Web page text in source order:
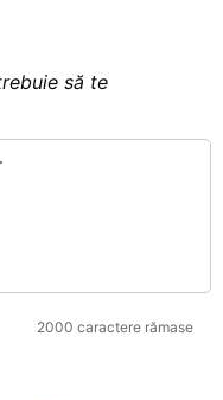
să te
2000 caractere rămase